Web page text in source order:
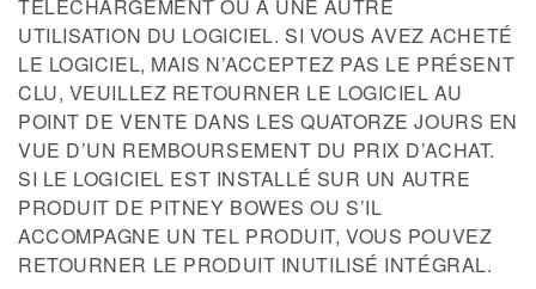
TÉLÉCHARGEMENT OU À UNE AUTRE
UTILISATION DU LOGICIEL. SI VOUS AVEZ ACHETÉ
LE LOGICIEL, MAIS N’ACCEPTEZ PAS LE PRÉSENT
CLU, VEUILLEZ RETOURNER LE LOGICIEL AU
POINT DE VENTE DANS LES QUATORZE JOURS EN
VUE D’UN REMBOURSEMENT DU PRIX D’ACHAT.
SI LE LOGICIEL EST INSTALLÉ SUR UN AUTRE
PRODUIT DE PITNEY BOWES OU S’IL
ACCOMPAGNE UN TEL PRODUIT, VOUS POUVEZ
RETOURNER LE PRODUIT INUTILISÉ INTÉGRAL.